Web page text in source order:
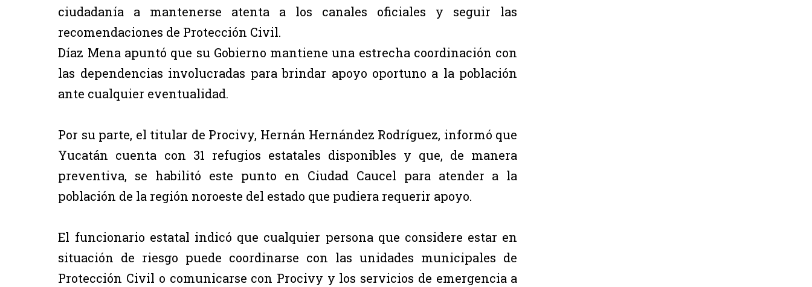
ciudadanía a mantenerse atenta a los canales oficiales y seguir las
recomendaciones de Protección Civil.
Díaz Mena apuntó que su Gobierno mantiene una estrecha coordinación con
las dependencias involucradas para brindar apoyo oportuno a la población
ante cualquier eventualidad.
Por su parte, el titular de Procivy, Hernán Hernández Rodríguez, informó que
Yucatán cuenta con 31 refugios estatales disponibles y que, de manera
preventiva, se habilitó este punto en Ciudad Caucel para atender a la
población de la región noroeste del estado que pudiera requerir apoyo.
El funcionario estatal indicó que cualquier persona que considere estar en
situación de riesgo puede coordinarse con las unidades municipales de
Protección Civil o comunicarse con Procivy y los servicios de emergencia a